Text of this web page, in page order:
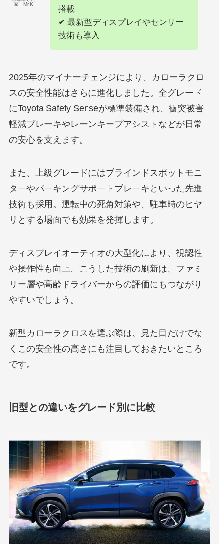
家 Mr.K
搭載
✔ 最新型ディスプレイやセンサー
技術も導入
2025年のマイナーチェンジにより、カローラクロ
スの安全性能はさらに進化しました。全グレード
にToyota Safety Senseが標準装備され、衝突被害
軽減ブレーキやレーンキープアシストなどが日常
の安心を支えます。
また、上級グレードにはブラインドスポットモニ
ターやパーキングサポートブレーキといった先進
技術も採用。運転中の死角対策や、駐車時のヒヤ
リとする場面でも効果を発揮します。
ディスプレイオーディオの大型化により、視認性
や操作性も向上。こうした技術の刷新は、ファミ
リー層や高齢ドライバーからの評価にもつながり
やすいでしょう。
新型カローラクロスを選ぶ際は、見た目だけでな
くこの安全性の高さにも注目しておきたいところ
です。
旧型との違いをグレード別に比較